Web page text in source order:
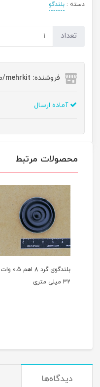
دسته : بلندگو
تعداد
فروشنده: mehrkit/مهرکیت
آماده ارسال
محصولات مرتبط
بلندگوی گرد 8 اهم 0.5 وات
وات
دیدگاه‌ها